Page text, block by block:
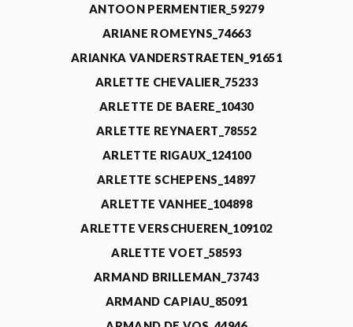
ANTOON PERMENTIER_59279
ARIANE ROMEYNS_74663
ARIANKA VANDERSTRAETEN_91651
ARLETTE CHEVALIER_75233
ARLETTE DE BAERE_10430
ARLETTE REYNAERT_78552
ARLETTE RIGAUX_124100
ARLETTE SCHEPENS_14897
ARLETTE VANHEE_104898
ARLETTE VERSCHUEREN_109102
ARLETTE VOET_58593
ARMAND BRILLEMAN_73743
ARMAND CAPIAU_85091